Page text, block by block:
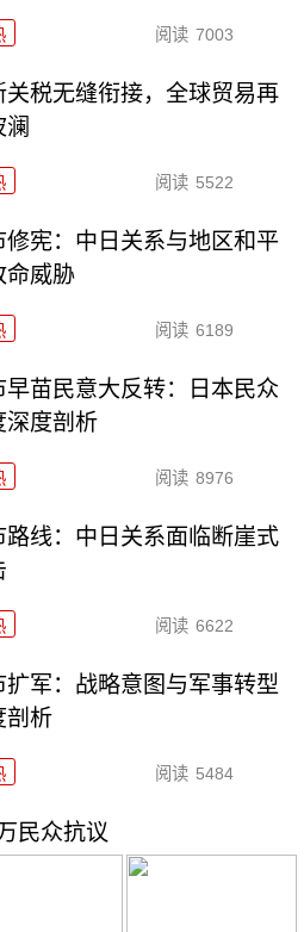
阅读 7003
关税无缝衔接，全球贸易再
澜
阅读 5522
修宪：中日关系与地区和平
命威胁
阅读 6189
早苗民意大反转：日本民众
深度剖析
阅读 8976
路线：中日关系面临断崖式
阅读 6622
扩军：战略意图与军事转型
剖析
阅读 5484
民众抗议